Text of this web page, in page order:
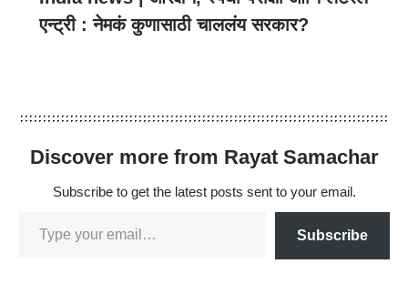
एन्ट्री : नेमकं कुणासाठी चाललंय सरकार?
Discover more from Rayat Samachar
Subscribe to get the latest posts sent to your email.
Subscribe